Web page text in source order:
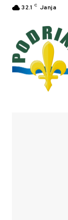
32.1 C Janja